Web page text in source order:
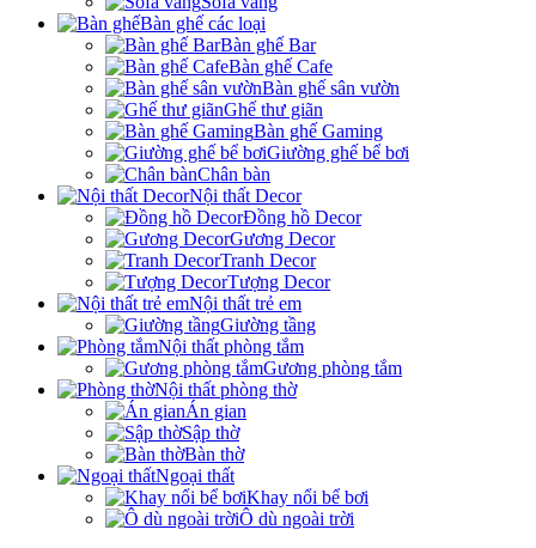
Bàn ghế các loại
Bàn ghế Bar
Bàn ghế Cafe
Bàn ghế sân vườn
Ghế thư giãn
Bàn ghế Gaming
Giường ghế bể bơi
Chân bàn
Nội thất Decor
Đồng hồ Decor
Gương Decor
Tranh Decor
Tượng Decor
Nội thất trẻ em
Giường tầng
Nội thất phòng tắm
Gương phòng tắm
Nội thất phòng thờ
Án gian
Sập thờ
Bàn thờ
Ngoại thất
Khay nổi bể bơi
Ô dù ngoài trời